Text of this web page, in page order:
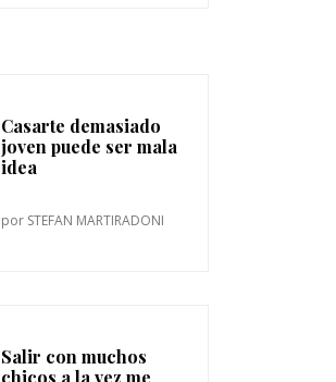
Casarte demasiado
joven puede ser mala
idea
por STEFAN MARTIRADONI
Salir con muchos
chicos a la vez me